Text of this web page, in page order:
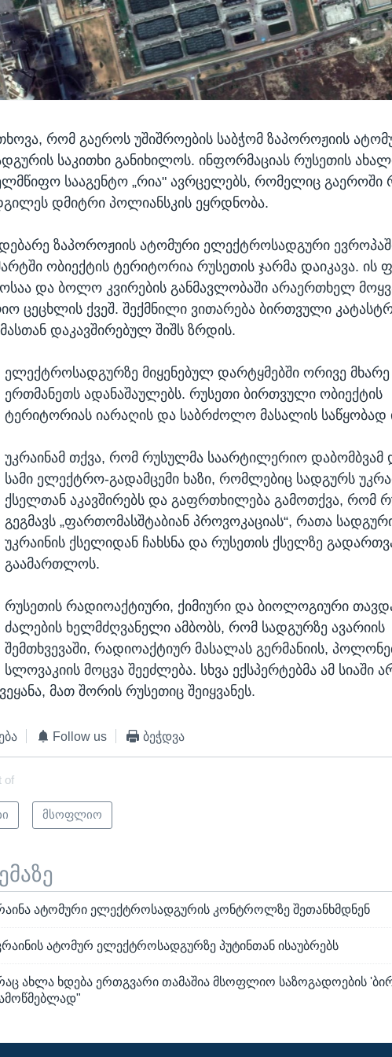
რომ გაეროს უშიშროების საბჭომ ზაპოროჟიის
საკითხი განიხილოს. ინფორმაციას რუსეთის
სააგენტო „რია" ავრცელებს, რომელიც გაეროში
დმიტრი პოლიანსკის ეყრდნობა.
ზაპოროჟიის ატომური ელექტროსადგური
ობიექტის ტერიტორია რუსეთის ჯარმა დაიკავა. ის
და ბოლო კვირების განმავლობაში არაერთხელ
ცეცხლის ქვეშ. შექმნილი ვითარება ბირთვული
დაკავშირებულ შიშს ზრდის.
ელექტროსადგურზე მიყენებულ დარტყმებში ორივე მხარე
ერთმანეთს ადანაშაულებს. რუსეთი ბირთვული ობიექტის
ტერიტორიას იარაღის და საბრძოლო მასალის საწყობად
უკრაინამ თქვა, რომ რუსულმა საარტილერიო დაბომბვამ
სამი ელექტრო-გადამცემი ხაზი, რომლებიც სადგურს
ქსელთან აკავშირებს და გაფრთხილება გამოთქვა, რომ
გეგმავს „ფართომასშტაბიან პროვოკაციას“, რათა
უკრაინის ქსელიდან ჩახსნა და რუსეთის ქსელზე
გაამართლოს.
რუსეთის რადიოაქტიური, ქიმიური და ბიოლოგიური
ძალების ხელმძღვანელი ამბობს, რომ სადგურზე ავარიის
შემთხვევაში, რადიოაქტიურ მასალას გერმანიის,
სლოვაკიის მოცვა შეეძლება. სხვა ექსპერტებმა ამ სიაში
მათ შორის რუსეთიც შეიყვანეს.
Follow us ბეჭდვა
of
მსოფლიო
ატომური ელექტროსადგურის კონტროლზე შეთანხმდნენ
ატომურ ელექტროსადგურზე პუტინთან ისაუბრებს
ახლა ხდება ერთგვარი თამაშია მსოფლიო საზოგადოების